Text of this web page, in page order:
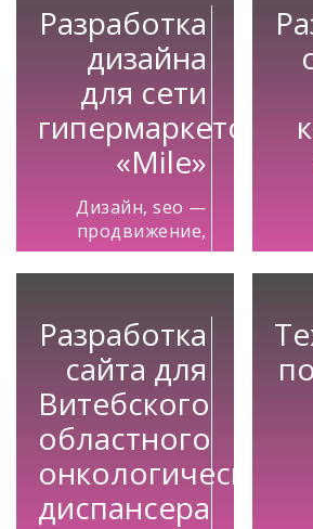
Разработка
дизайна
для сети
гипермаркетов
«Mile»
Дизайн, seo —
продвижение,
контекстная
реклама
Разработка
сайта для
Витебского
областного
онкологического
диспансера